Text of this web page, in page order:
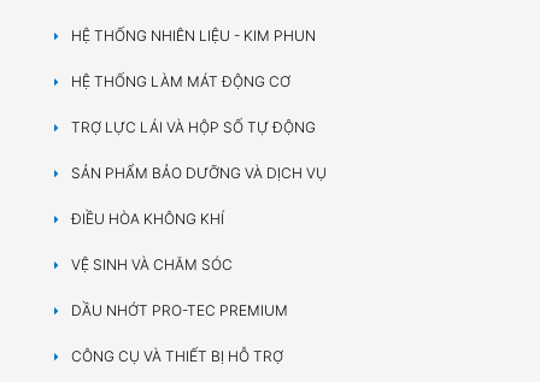
HỆ THỐNG NHIÊN LIỆU - KIM PHUN
HỆ THỐNG LÀM MÁT ĐỘNG CƠ
TRỢ LỰC LÁI VÀ HỘP SỐ TỰ ĐỘNG
SẢN PHẨM BẢO DƯỠNG VÀ DỊCH VỤ
ĐIỀU HÒA KHÔNG KHÍ
VỆ SINH VÀ CHĂM SÓC
DẦU NHỚT PRO-TEC PREMIUM
CÔNG CỤ VÀ THIẾT BỊ HỖ TRỢ